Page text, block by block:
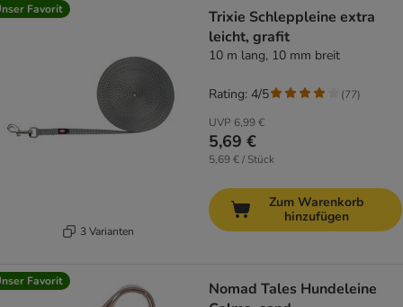
Favorit
3 Varianten
Trixie Schleppleine extra
leicht, grafit
10 m lang, 10 mm breit
UVP 6,99 €
5,69 €
5,69 € / Stück
Rating: 4/5 (77)
Zum Warenkorb
hinzufügen
Favorit
Nomad Tales Hundeleine